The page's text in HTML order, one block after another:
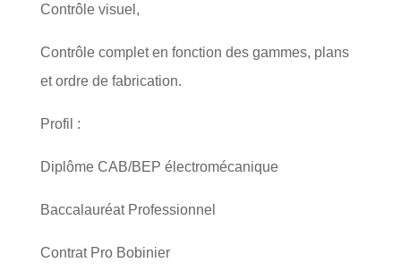
Contrôle visuel,
Contrôle complet en fonction des gammes, plans
et ordre de fabrication.
Profil :
Diplôme CAB/BEP électromécanique
Baccalauréat Professionnel
Contrat Pro Bobinier